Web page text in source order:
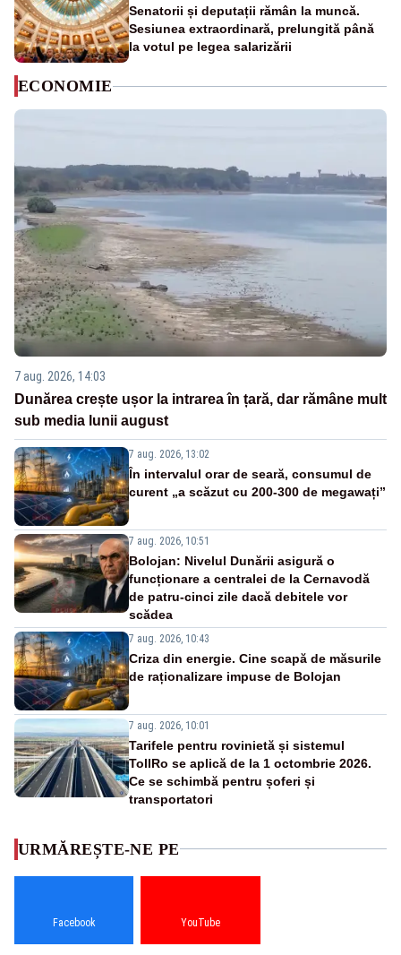
Senatorii și deputații rămân la muncă.
Sesiunea extraordinară, prelungită până
la votul pe legea salarizării
ECONOMIE
7 aug. 2026, 14:03
Dunărea crește ușor la intrarea în țară, dar rămâne mult
sub media lunii august
7 aug. 2026, 13:02
În intervalul orar de seară, consumul de
curent „a scăzut cu 200-300 de megawați”
7 aug. 2026, 10:51
Bolojan: Nivelul Dunării asigură o
funcționare a centralei de la Cernavodă
de patru-cinci zile dacă debitele vor
scădea
7 aug. 2026, 10:43
Criza din energie. Cine scapă de măsurile
de raționalizare impuse de Bolojan
7 aug. 2026, 10:01
Tarifele pentru rovinietă și sistemul
TollRo se aplică de la 1 octombrie 2026.
Ce se schimbă pentru șoferi și
transportatori
URMĂREȘTE-NE PE
Facebook YouTube